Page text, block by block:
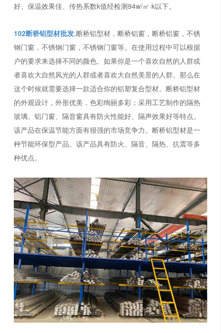
好、保温效果佳、传热系数k值经检测94w/㎡·k以下。
102断桥铝型材批发,断桥铝型材，断桥铝窗，断桥铝窗，不锈
钢门窗，不锈钢门窗，不锈钢门窗等。在使用过程中可以根据
户的要求来选择不同的颜色。如果你是一个喜欢自然的人群或
者喜欢大自然风光的人群或者喜欢大自然美景的人群。那么在
这个时候就需要选择一款适合你的铝塑复合型材。断桥铝型材
的外观设计，外形优美，色彩绚丽多彩；采用工艺制作的隔热
玻璃、铝门窗、隔音窗具有防火性能好、隔声效果好等特点。
该产品在保温节能方面有很强的市场竞争力。断桥铝型材是一
种节能环保型产品。该产品具有防火、隔音、隔热、抗震等多
种优点。